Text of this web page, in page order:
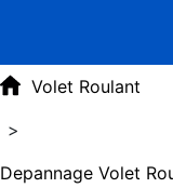
Volet Roulant
>
Depannage Volet